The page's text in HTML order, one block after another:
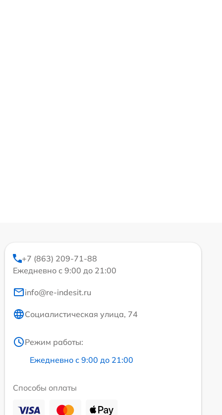
+7 (863) 209-71-88
Ежедневно с 9:00 до 21:00
info@re-indesit.ru
Социалистическая улица, 74
Режим работы:
Ежедневно с 9:00 до 21:00
Способы оплаты